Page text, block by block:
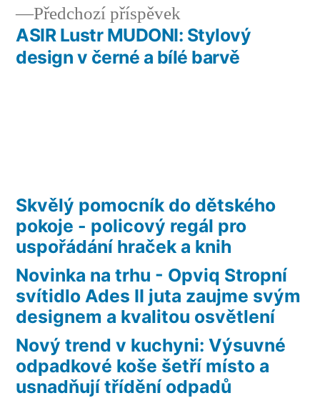
příspěvek
Předchozí příspěvekPředchozí
příspěvek:
ASIR Lustr MUDONI: Stylový
design v černé a bílé barvě
Skvělý pomocník do dětského
pokoje - policový regál pro
uspořádání hraček a knih
Novinka na trhu - Opviq Stropní
svítidlo Ades II juta zaujme svým
designem a kvalitou osvětlení
Nový trend v kuchyni: Výsuvné
odpadkové koše šetří místo a
usnadňují třídění odpadů